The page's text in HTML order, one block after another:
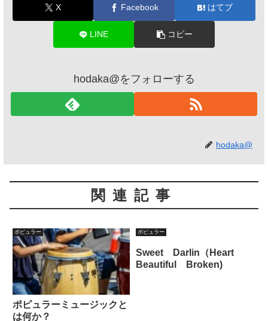
X Facebook はてブ
LINE コピー
hodaka@をフォローする
hodaka@
関連記事
ポピュラー
ポピュラーミュージックと
は何か？
ポピュラー
Sweet Darlin（Heart
Beautiful Broken)